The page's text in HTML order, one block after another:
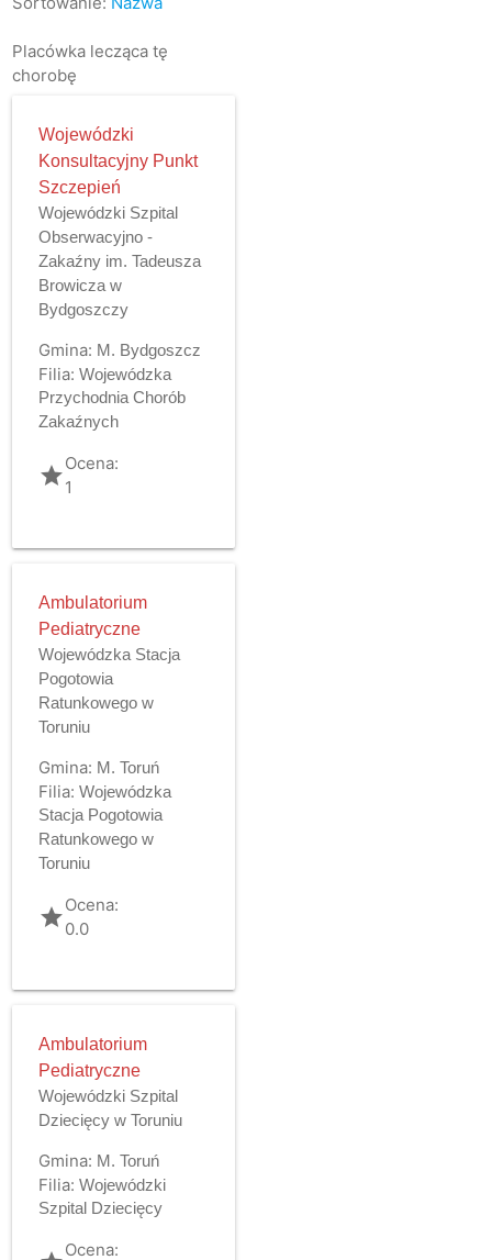
Placówka lecząca tę
chorobę
Wojewódzki
Konsultacyjny Punkt
Szczepień
Wojewódzki Szpital
Obserwacyjno -
Zakaźny im. Tadeusza
Browicza w
Bydgoszczy
Gmina: M. Bydgoszcz
Filia: Wojewódzka
Przychodnia Chorób
Zakaźnych
gradeOcena:
1
Ambulatorium
Pediatryczne
Wojewódzka Stacja
Pogotowia
Ratunkowego w
Toruniu
Gmina: M. Toruń
Filia: Wojewódzka
Stacja Pogotowia
Ratunkowego w
Toruniu
gradeOcena:
0.0
Ambulatorium
Pediatryczne
Wojewódzki Szpital
Dziecięcy w Toruniu
Gmina: M. Toruń
Filia: Wojewódzki
Szpital Dziecięcy
Ocena: